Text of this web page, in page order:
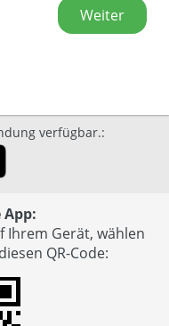
verfügbar.:
Ihrem Gerät, wählen
QR-Code: